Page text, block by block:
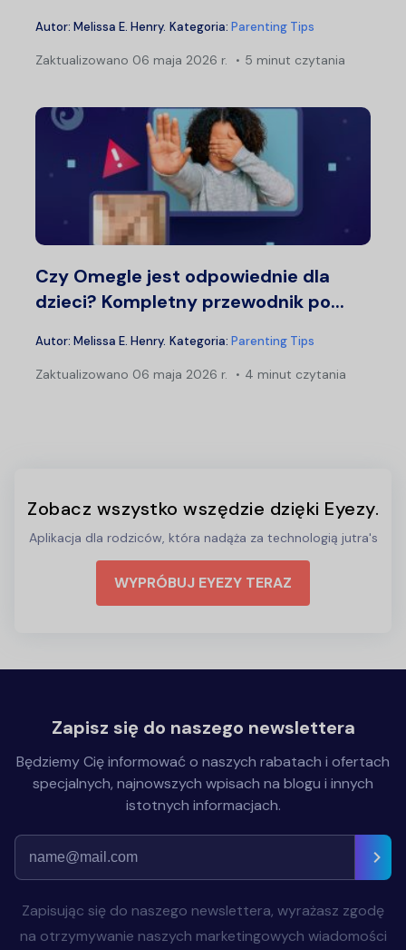
Autor: Melissa E. Henry. Kategoria: Parenting Tips
Zaktualizowano 06 maja 2026 r. 5 minut czytania
Czy Omegle jest odpowiednie dla
dzieci? Kompletny przewodnik po...
Autor: Melissa E. Henry. Kategoria: Parenting Tips
Zaktualizowano 06 maja 2026 r. 4 minut czytania
Zobacz wszystko wszędzie dzięki Eyezy.
Aplikacja dla rodziców, która nadąża za technologią jutra's
WYPRÓBUJ EYEZY TERAZ
Zapisz się do naszego newslettera
Będziemy Cię informować o naszych rabatach i ofertach
specjalnych, najnowszych wpisach na blogu i innych
istotnych informacjach.
Zapisując się do naszego newslettera, wyrażasz zgodę
na otrzymywanie naszych marketingowych wiadomości